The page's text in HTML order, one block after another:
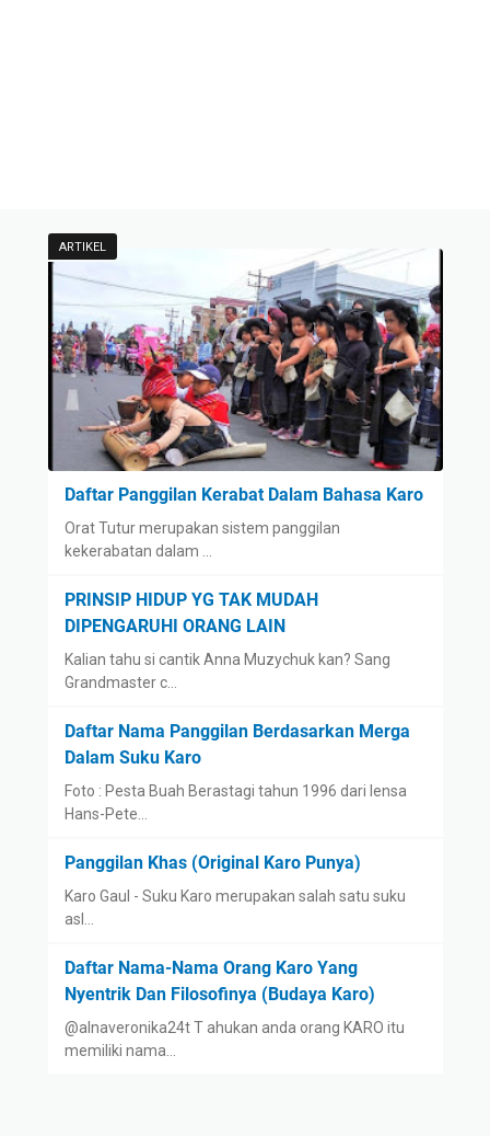
ARTIKEL
Daftar Panggilan Kerabat Dalam Bahasa Karo
Orat Tutur merupakan sistem panggilan
kekerabatan dalam …
PRINSIP HIDUP YG TAK MUDAH
DIPENGARUHI ORANG LAIN
Kalian tahu si cantik Anna Muzychuk kan? Sang
Grandmaster c…
Daftar Nama Panggilan Berdasarkan Merga
Dalam Suku Karo
Foto : Pesta Buah Berastagi tahun 1996 dari lensa
Hans-Pete…
Panggilan Khas (Original Karo Punya)
Karo Gaul - Suku Karo merupakan salah satu suku
asl…
Daftar Nama-Nama Orang Karo Yang
Nyentrik Dan Filosofinya (Budaya Karo)
@alnaveronika24t T ahukan anda orang KARO itu
memiliki nama…